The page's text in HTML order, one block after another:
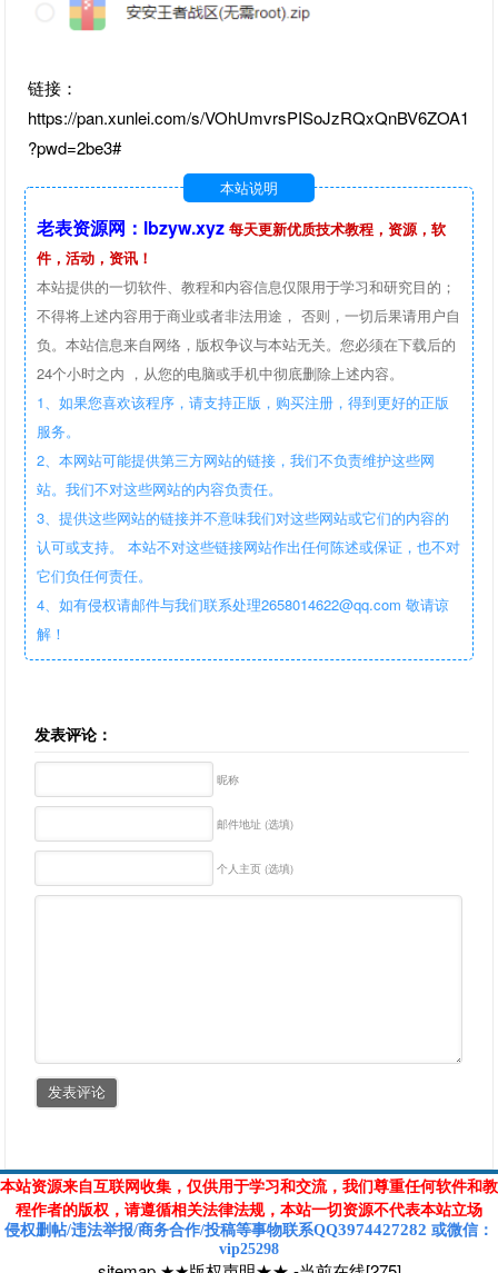
链接：
https://pan.xunlei.com/s/VOhUmvrsPISoJzRQxQnBV6ZOA1
?pwd=2be3#
本站说明
老表资源网：lbzyw.xyz 每天更新优质技术教程，资源，软
件，活动，资讯！
本站提供的一切软件、教程和内容信息仅限用于学习和研究目的；
不得将上述内容用于商业或者非法用途， 否则，一切后果请用户自
负。本站信息来自网络，版权争议与本站无关。您必须在下载后的
24个小时之内 ，从您的电脑或手机中彻底删除上述内容。
1、如果您喜欢该程序，请支持正版，购买注册，得到更好的正版
服务。
2、本网站可能提供第三方网站的链接，我们不负责维护这些网
站。我们不对这些网站的内容负责任。
3、提供这些网站的链接并不意味我们对这些网站或它们的内容的
认可或支持。 本站不对这些链接网站作出任何陈述或保证，也不对
它们负任何责任。
4、如有侵权请邮件与我们联系处理2658014622@qq.com 敬请谅
解！
发表评论：
昵称
邮件地址 (选填)
个人主页 (选填)
本站资源来自互联网收集，仅供用于学习和交流，我们尊重任何软件和教
程作者的版权，请遵循相关法律法规，本站一切资源不代表本站立场
侵权删帖/违法举报/商务合作/投稿等事物联系QQ3974427282 或微信 ：
vip25298